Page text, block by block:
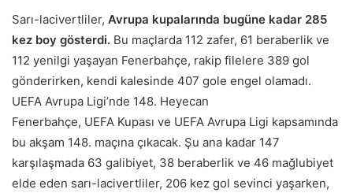
Sarı-lacivertliler, Avrupa kupalarında bugüne kadar 285
kez boy gösterdi. Bu maçlarda 112 zafer, 61 beraberlik ve
112 yenilgi yaşayan Fenerbahçe, rakip filelere 389 gol
gönderirken, kendi kalesinde 407 gole engel olamadı.
UEFA Avrupa Ligi’nde 148. Heyecan
Fenerbahçe, UEFA Kupası ve UEFA Avrupa Ligi kapsamında
bu akşam 148. maçına çıkacak. Şu ana kadar 147
karşılaşmada 63 galibiyet, 38 beraberlik ve 46 mağlubiyet
elde eden sarı-lacivertliler, 206 kez gol sevinci yaşarken,